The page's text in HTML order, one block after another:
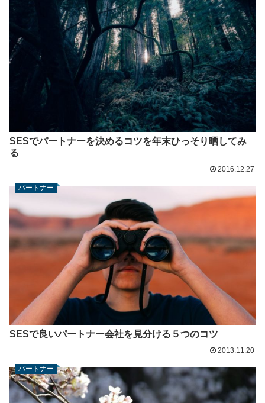
SESでパートナーを決めるコツを年末ひっそり晒してみ
る
2016.12.27
パートナー
SESで良いパートナー会社を見分ける５つのコツ
2013.11.20
パートナー